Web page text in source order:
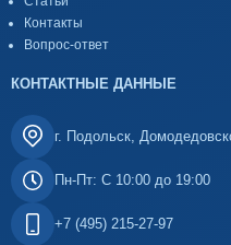
Контакты
Вопрос-ответ
КОНТАКТНЫЕ ДАННЫЕ
г. Подольск,
Пн-Пт: С 10:00 до 19:00
+7 (495) 215-27-97